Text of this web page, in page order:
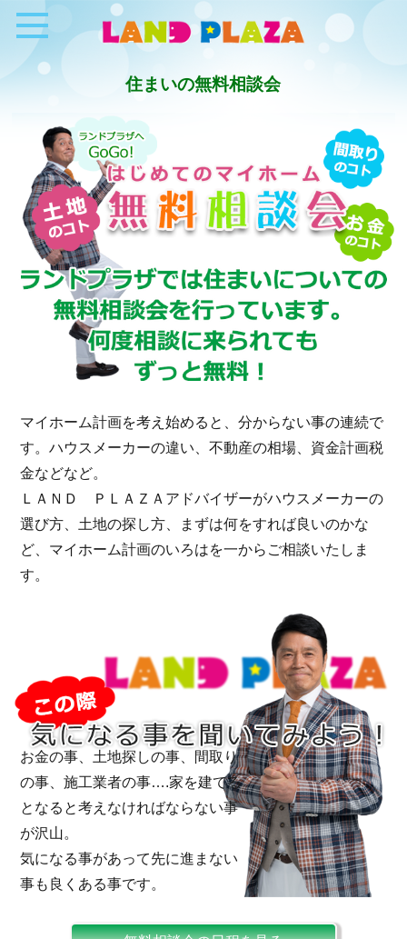
住まいの無料相談会
マイホーム計画を考え始めると、分からない事の連続で
す。ハウスメーカーの違い、不動産の相場、資金計画税
金などなど。
ＬＡＮＤ ＰＬＡＺＡアドバイザーがハウスメーカーの
選び方、土地の探し方、まずは何をすれば良いのかな
ど、マイホーム計画のいろはを一からご相談いたしま
す。
お金の事、土地探しの事、間取り
の事、施工業者の事….家を建てる
となると考えなければならない事
が沢山。
気になる事があって先に進まない
事も良くある事です。